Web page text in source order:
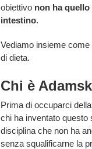
obiettivo non ha
intestino.
Vediamo insieme
di dieta.
Chi è
Prima di occuparci
chi ha inventato questo
disciplina che non ha
senza squalificarne la